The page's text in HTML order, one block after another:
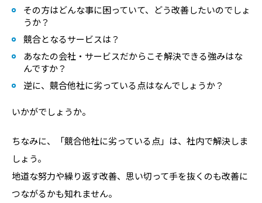
その方はどんな事に困っていて、どう改善したいのでしょ
うか？
競合となるサービスは？
あなたの会社・サービスだからこそ解決できる強みはな
んですか？
逆に、競合他社に劣っている点はなんでしょうか？
いかがでしょうか。
ちなみに、「競合他社に劣っている点」は、社内で解決しま
しょう。
地道な努力や繰り返す改善、思い切って手を抜くのも改善に
つながるかも知れません。